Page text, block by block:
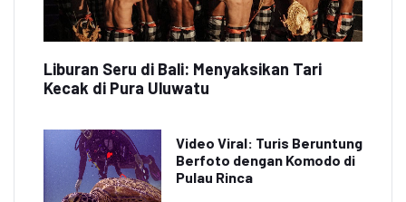
Liburan Seru di Bali: Menyaksikan Tari
Kecak di Pura Uluwatu
Video Viral: Turis Beruntung
Berfoto dengan Komodo di
Pulau Rinca